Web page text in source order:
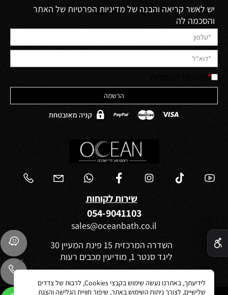
יש לאשר קריאה והבנה של מדיניות הפרטיות של האתר
והסכמה לה
*
שירות לקוחות
054-9041103
sales@oceanbath.co.il
השדרה המרכזית 15 פינת המעיין 30
ליגד סנטר 1, מודיעין מכבים רעות
לידיעתך, באתרנו נעשה שימוש בקבצי Cookies, לרבות של צדדים
שלישיים, לצורך ניתוח השימוש באתר, שיפור חוויית הגלישה והצגת